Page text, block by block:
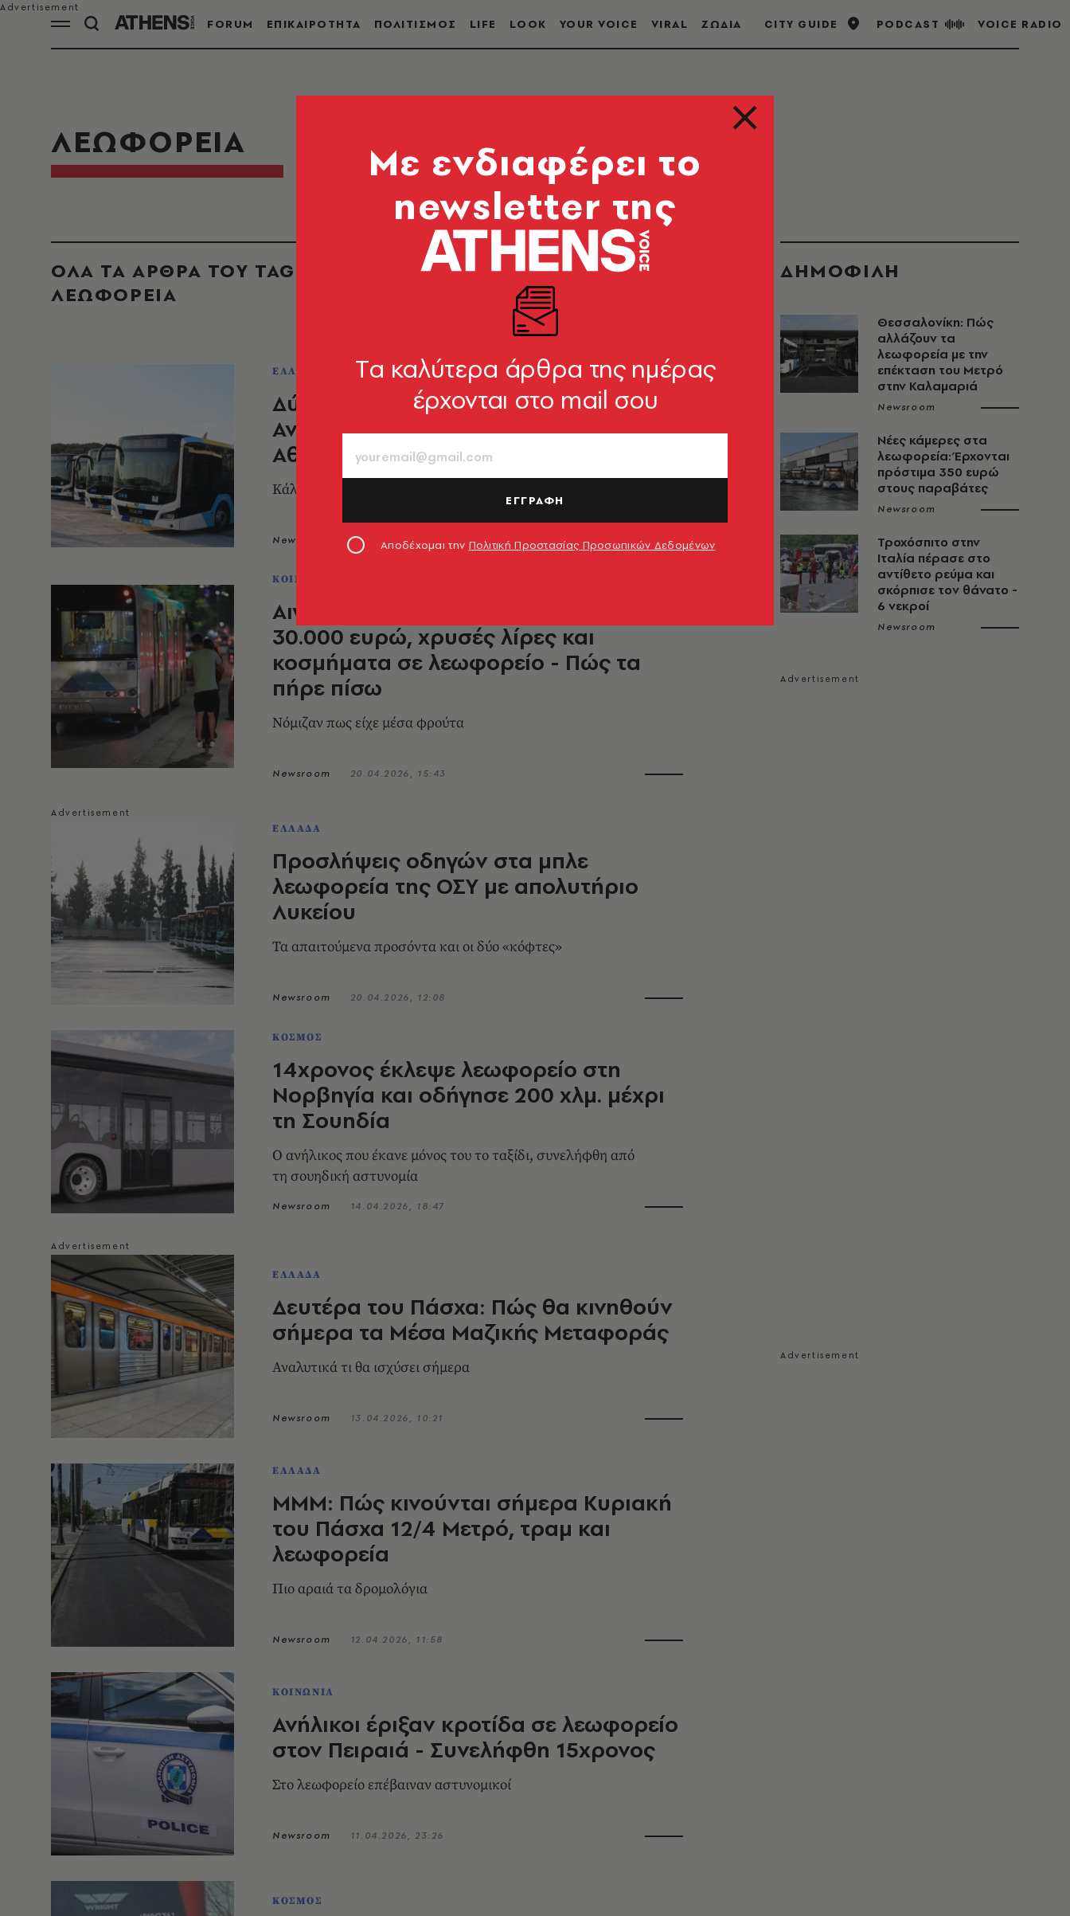
FORUM ΕΠΙΚΑΙΡΟΤΗΤΑ ΠΟΛΙΤΙΣΜΟΣ LIFE LOOK YOUR VOICE VIRAL ΖΩΔΙΑ CITY GUIDE PODCAST VOICE RADIO
ΛΕΩΦΟΡΕΙΑ
ΟΛΑ ΤΑ ΑΡΘΡΑ ΤΟΥ TAG
ΛΕΩΦΟΡΕΙΑ
ΕΛΛΑΔΑ
Δύο πόλεις, μια κοινή πρωτοβουλία -
Ανοιχτό rebranding για λεωφορεία σε
Αθήνα και Θεσσαλονίκη
Κάλεσμα σε όλους τους designers για υποβολή προτάσεων
Newsroom 21.04.2026, 16:57
ΚΟΙΝΩΝΙΑ
Αιγάλεω: Ηλικιωμένη ξέχασε τσάντα με
30.000 ευρώ, χρυσές λίρες και
κοσμήματα σε λεωφορείο - Πώς τα
πήρε πίσω
Νόμιζαν πως είχε μέσα φρούτα
Newsroom 20.04.2026, 15:43
ΕΛΛΑΔΑ
Προσλήψεις οδηγών στα μπλε
λεωφορεία της ΟΣΥ με απολυτήριο
Λυκείου
Τα απαιτούμενα προσόντα και οι δύο «κόφτες»
Newsroom 20.04.2026, 12:08
ΚΟΣΜΟΣ
14χρονος έκλεψε λεωφορείο στη
Νορβηγία και οδήγησε 200 χλμ. μέχρι
τη Σουηδία
Ο ανήλικος που έκανε μόνος του το ταξίδι, συνελήφθη από
τη σουηδική αστυνομία
Newsroom 14.04.2026, 18:47
ΕΛΛΑΔΑ
Δευτέρα του Πάσχα: Πώς θα κινηθούν
σήμερα τα Μέσα Μαζικής Μεταφοράς
Αναλυτικά τι θα ισχύσει σήμερα
Newsroom 13.04.2026, 10:21
ΕΛΛΑΔΑ
ΜΜΜ: Πώς κινούνται σήμερα Κυριακή
του Πάσχα 12/4 Μετρό, τραμ και
λεωφορεία
Πιο αραιά τα δρομολόγια
Newsroom 12.04.2026, 11:58
ΚΟΙΝΩΝΙΑ
Ανήλικοι έριξαν κροτίδα σε λεωφορείο
στον Πειραιά - Συνελήφθη 15χρονος
Στο λεωφορείο επέβαιναν αστυνομικοί
Newsroom 11.04.2026, 23:26
ΚΟΣΜΟΣ
ΔΗΜΟΦΙΛΗ
Θεσσαλονίκη: Πώς
αλλάζουν τα
λεωφορεία με την
επέκταση του Μετρό
στην Καλαμαριά
Newsroom
Νέες κάμερες στα
λεωφορεία: Έρχονται
πρόστιμα 350 ευρώ
στους παραβάτες
Newsroom
Τροχόσπιτο στην
Ιταλία πέρασε στο
αντίθετο ρεύμα και
σκόρπισε τον θάνατο -
6 νεκροί
Newsroom
Mε ενδιαφέρει το
newsletter της
Tα καλύτερα άρθρα της ημέρας
έρχονται στο mail σου
ΕΓΓΡΑΦΗ
Αποδέχομαι την Πολιτική Προστασίας Προσωπικών Δεδομένων